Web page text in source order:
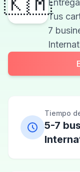
Tus
7
Tiempo
5-7